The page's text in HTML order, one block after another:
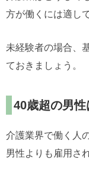
方が働くには適し
未経験者の場合、
ておきましょう。
40歳超の男
介護業界で働く人
男性よりも雇用さ